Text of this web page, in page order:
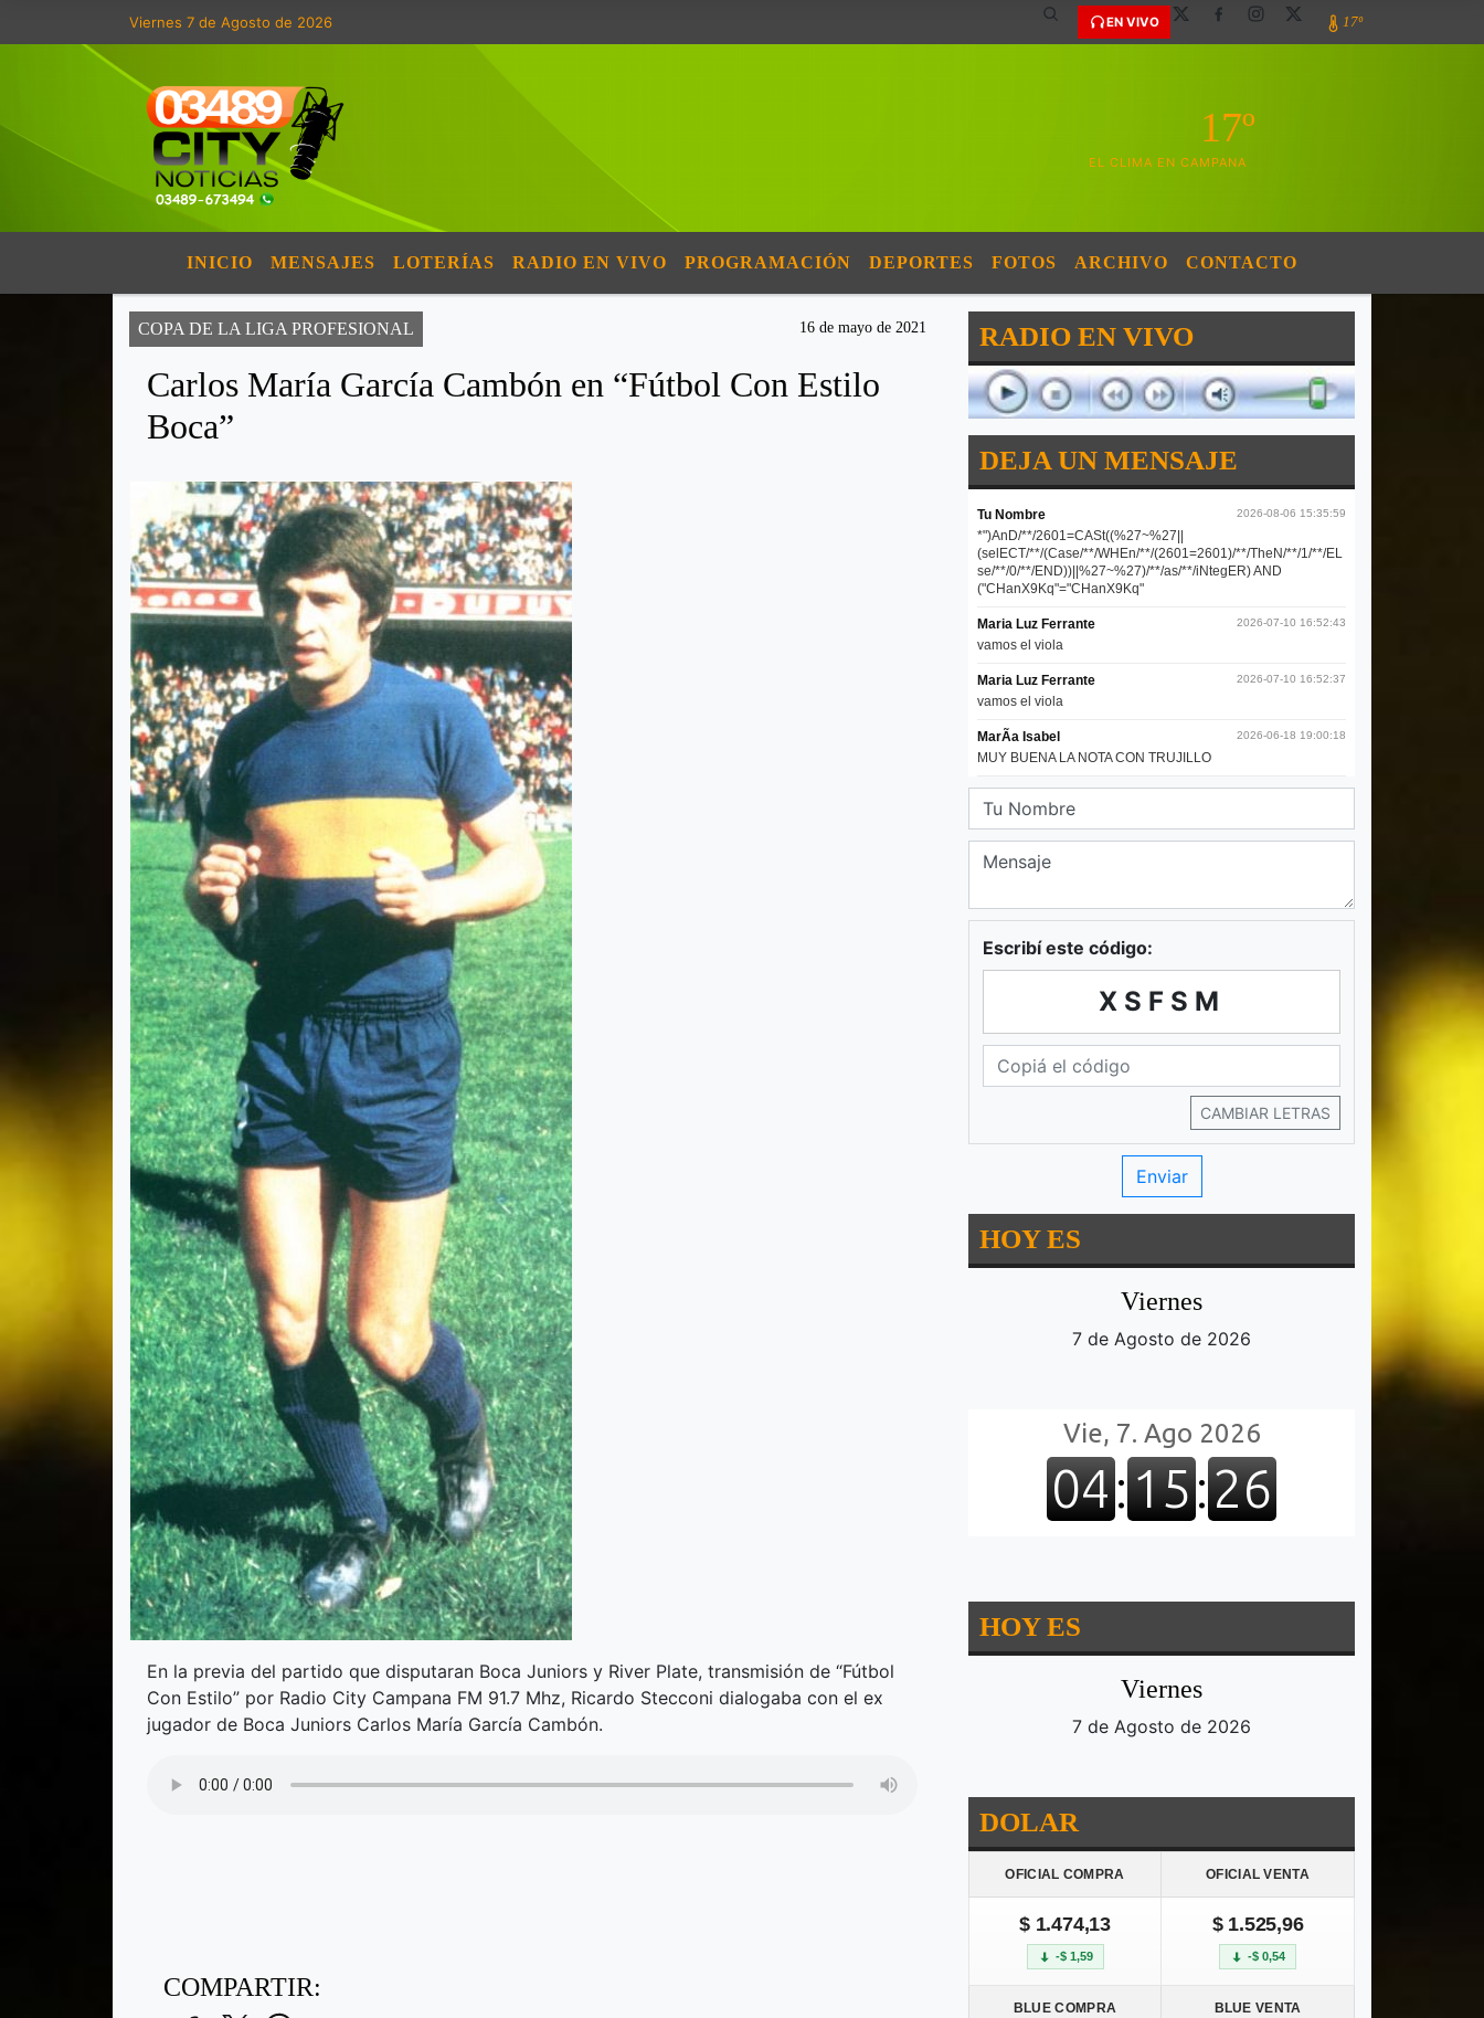
Viernes 7 de Agosto de 2026 EN VIVO 17º
17º
EL CLIMA EN CAMPANA
INICIO MENSAJES LOTERÍAS RADIO EN VIVO PROGRAMACIÓN DEPORTES FOTOS ARCHIVO CONTACTO
COPA DE LA LIGA PROFESIONAL 16 de mayo de 2021
Carlos María García Cambón en “Fútbol Con Estilo
Boca”
En la previa del partido que disputaran Boca Juniors y River Plate, transmisión de “Fútbol
Con Estilo” por Radio City Campana FM 91.7 Mhz, Ricardo Stecconi dialogaba con el ex
jugador de Boca Juniors Carlos María García Cambón.
COMPARTIR:
RADIO EN VIVO
DEJA UN MENSAJE
Escribí este código:
XSFSM
CAMBIAR LETRAS
HOY ES
Viernes
7 de Agosto de 2026
HOY ES
Viernes
7 de Agosto de 2026
DOLAR
OFICIAL COMPRA OFICIAL VENTA
$ 1.474,13
-$ 1,59
$ 1.525,96
-$ 0,54
BLUE COMPRA BLUE VENTA